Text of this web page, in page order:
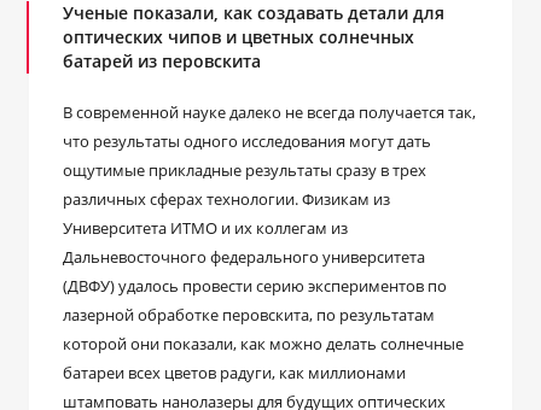
Ученые показали, как создавать детали для
оптических чипов и цветных солнечных
батарей из перовскита
В современной науке далеко не всегда получается так,
что результаты одного исследования могут дать
ощутимые прикладные результаты сразу в трех
различных сферах технологии. Физикам из
Университета ИТМО и их коллегам из
Дальневосточного федерального университета
(ДВФУ) удалось провести серию экспериментов по
лазерной обработке перовскита, по результатам
которой они показали, как можно делать солнечные
батареи всех цветов радуги, как миллионами
штамповать нанолазеры для будущих оптических